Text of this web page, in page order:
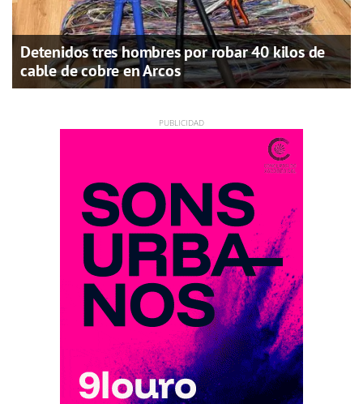
Detenidos tres hombres por robar 40 kilos de
cable de cobre en Arcos